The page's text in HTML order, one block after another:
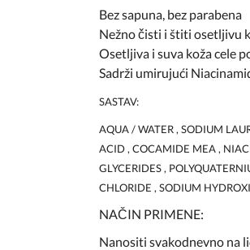
Bez sapuna, bez parabena
Nežno čisti i štiti osetljivu
Osetljiva i suva koža cele
Sadrži umirujući
SASTAV:
AQUA / WATER , SODIUM
ACID , COCAMIDE MEA ,
GLYCERIDES ,
CHLORIDE , SODIUM
NAČIN PRIMENE:
Nanositi svakodnevno na